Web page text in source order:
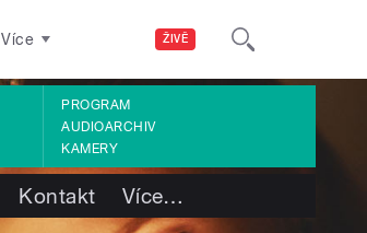
ŽIVĚ
Více
PROGRAM
AUDIOARCHIV
KAMERY
Kontakt Více…